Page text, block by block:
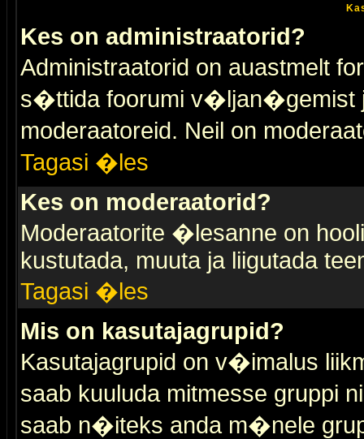
Kes on administraatorid?
Administraatorid on auastmelt
s�ttida foorumi v�ljan�gemist
moderaatoreid. Neil on
Tagasi �les
Kes on moderaatorid?
Moderaatorite �lesanne on
kustutada, muuta ja liigutada
Tagasi �les
Mis on kasutajagrupid?
Kasutajagrupid on v�imalus
saab kuuluda mitmesse gruppi
saab n�iteks anda m�nele